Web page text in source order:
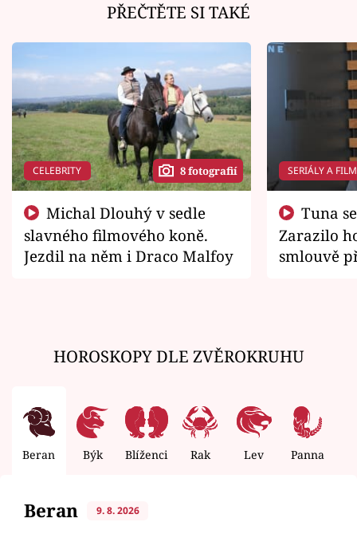
PŘEČTĚTE SI TAKÉ
CELEBRITY 8 fotografií
slavného filmového koně.
Jezdil na něm i Draco Malfoy
SERIÁLY A
Zarazilo
smlouvě
HOROSKOPY DLE ZVĚROKRUHU
Beran Býk Blíženci Rak Lev Panna
Beran 9. 8. 2026